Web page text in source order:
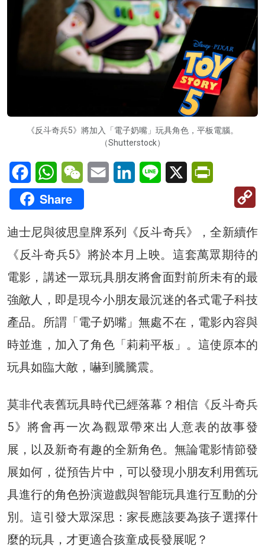
《反斗奇兵5》將加入「電子奶嘴」玩具⻆色，平板電腦。
（Shutterstock）
FacebookWhatsAppWeChatEmail LinkedInLine X
Share
迪士尼與彼思皇牌系列《反斗奇兵》，全新續作
《反斗奇兵5》將於本月上映。這套萬眾期待的
電影，講述一眾玩具朋友將會面對前所未有的最
強敵人，即是現今小朋友最沉迷的各式電子科技
產品。所謂「電子奶嘴」無處不在，電影內容與
時並進，加入了角色「莉莉平板」。這使原本的
玩具如臨大敵，嚇到騰騰震。
莫非代表舊玩具時代已經落幕？相信《反斗奇兵
5》將會再一次為觀眾帶來出人意表的故事發
展，以及新奇有趣的全新角色。無論電影情節發
展如何，從預告片中，可以發現小朋友利用舊玩
具進行的角色扮演遊戲與智能玩具進行互動的分
別。這引發大眾深思：家長應該要為孩子選擇什
麼的玩具，才更適合孩童成長發展呢？